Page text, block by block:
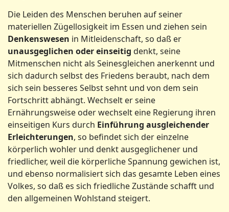
Die Leiden des Menschen beruhen auf seiner
materiellen Zügellosigkeit im Essen und ziehen sein
Denkenswesen in Mitleidenschaft, so daß er
unausgeglichen oder einseitig denkt, seine
Mitmenschen nicht als Seinesgleichen anerkennt und
sich dadurch selbst des Friedens beraubt, nach dem
sich sein besseres Selbst sehnt und von dem sein
Fortschritt abhängt. Wechselt er seine
Ernährungsweise oder wechselt eine Regierung ihren
einseitigen Kurs durch Einführung ausgleichender
Erleichterungen, so befindet sich der einzelne
körperlich wohler und denkt ausgeglichener und
friedlicher, weil die körperliche Spannung gewichen ist,
und ebenso normalisiert sich das gesamte Leben eines
Volkes, so daß es sich friedliche Zustände schafft und
den allgemeinen Wohlstand steigert.